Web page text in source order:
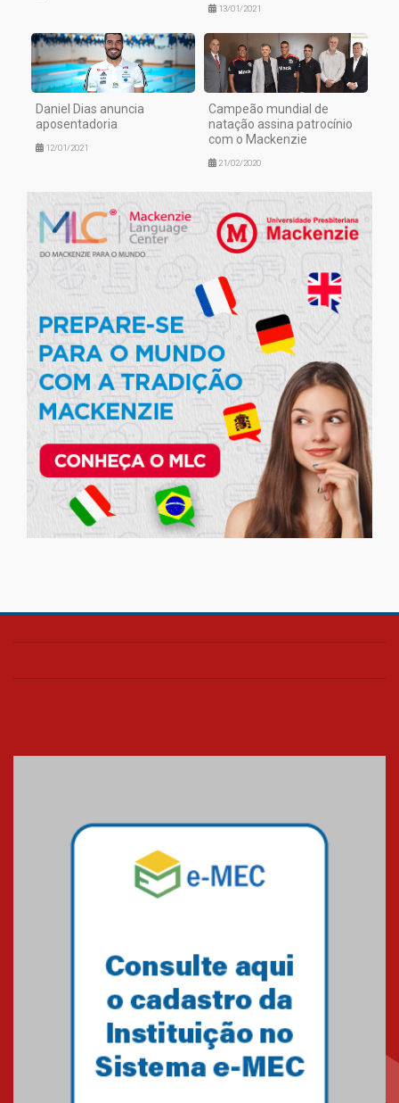
13/01/2021
Daniel Dias anuncia
aposentadoria
12/01/2021
Campeão mundial de
natação assina patrocínio
com o Mackenzie
21/02/2020